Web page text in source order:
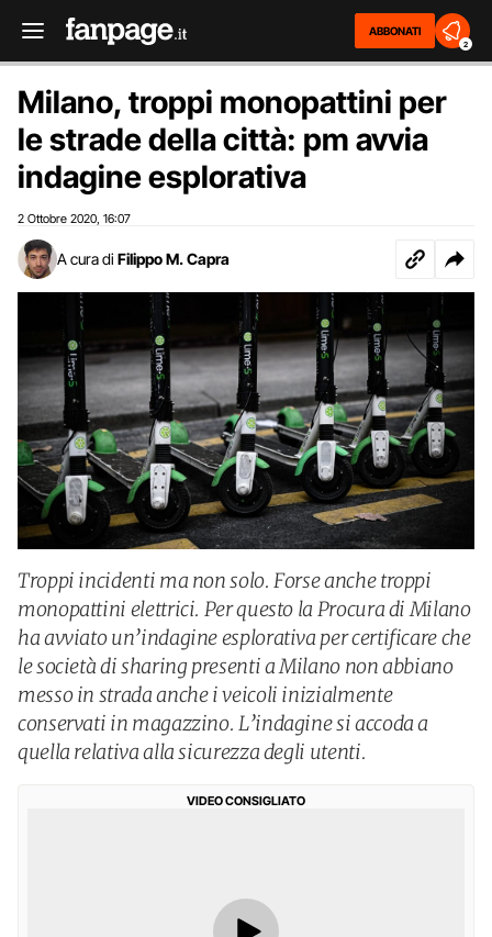
ABBONATI
2
Milano, troppi monopattini per
le strade della città: pm avvia
indagine esplorativa
2 Ottobre 2020 16:07
A cura di Filippo M. Capra
Troppi incidenti ma non solo. Forse anche troppi
monopattini elettrici. Per questo la Procura di Milano
ha avviato un’indagine esplorativa per certificare che
le società di sharing presenti a Milano non abbiano
messo in strada anche i veicoli inizialmente
conservati in magazzino. L’indagine si accoda a
quella relativa alla sicurezza degli utenti.
VIDEO CONSIGLIATO